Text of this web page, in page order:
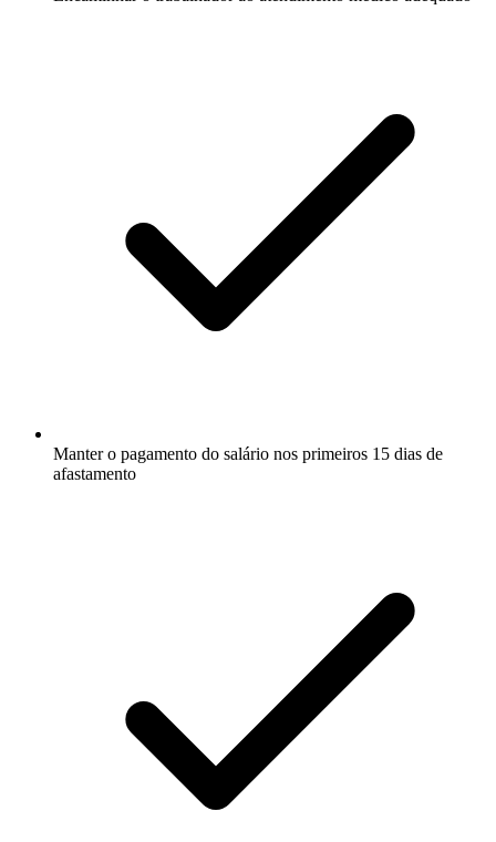
Manter o pagamento do salário nos primeiros 15 dias de
afastamento